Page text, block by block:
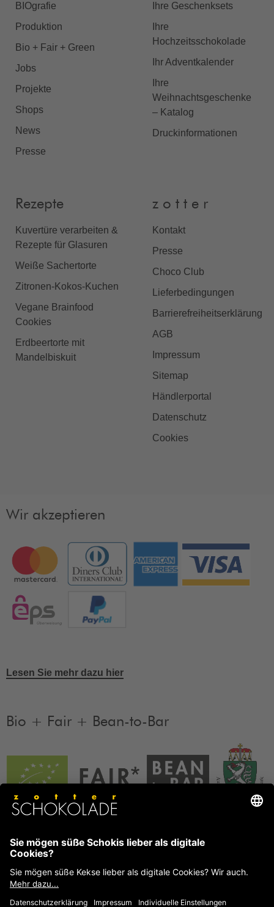
BIOgrafie
Produktion
Bio + Fair + Green
Jobs
Projekte
Shops
News
Presse
Ihre Geschenksets
Ihre
Hochzeitsschokolade
Ihr Adventkalender
Ihre
Weihnachtsgeschenke
– Katalog
Druckinformationen
Rezepte
Kuvertüre verarbeiten &
Rezepte für Glasuren
Weiße Sachertorte
Zitronen-Kokos-Kuchen
Vegane Brainfood
Cookies
Erdbeertorte mit
Mandelbiskuit
z o t t e r
Kontakt
Presse
Choco Club
Lieferbedingungen
Barrierefreiheitserklärung
AGB
Impressum
Sitemap
Händlerportal
Datenschutz
Cookies
Wir akzeptieren
Lesen Sie mehr dazu hier
Bio + Fair + Bean-to-Bar
Informationen
FAQ